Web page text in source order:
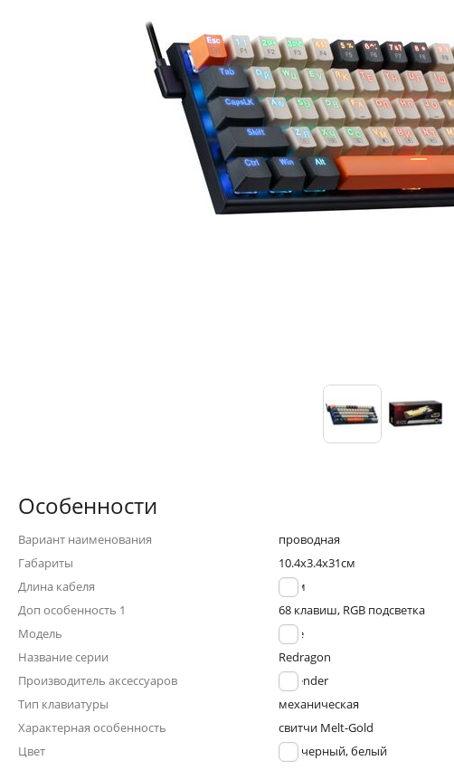
Особенности
Вариант наименования
проводная
Габариты
10.4x3.4x31см
Длина кабеля
1.8 м
Доп особенность 1
68 клавиш, RGB подсветка
Модель
Ryze
Название серии
Redragon
Производитель аксессуаров
Defender
Тип клавиатуры
механическая
Характерная особенность
свитчи Melt-Gold
Цвет
черный, белый